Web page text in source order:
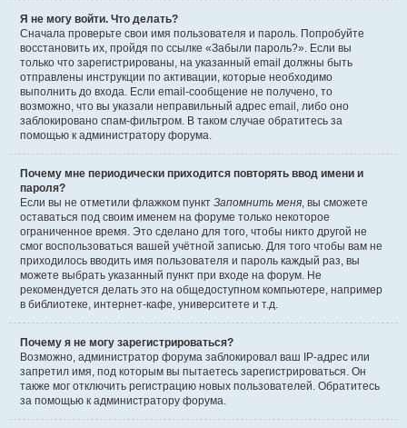
Я не могу войти. Что делать?
Сначала проверьте свои имя пользователя и пароль. Попробуйте
восстановить их, пройдя по ссылке «Забыли пароль?». Если вы
только что зарегистрированы, на указанный email должны быть
отправлены инструкции по активации, которые необходимо
выполнить до входа. Если email-сообщение не получено, то
возможно, что вы указали неправильный адрес email, либо оно
заблокировано спам-фильтром. В таком случае обратитесь за
помощью к администратору форума.
Почему мне периодически приходится повторять ввод имени и
пароля?
Если вы не отметили флажком пункт Запомнить меня , вы сможете
оставаться под своим именем на форуме только некоторое
ограниченное время. Это сделано для того, чтобы никто другой не
смог воспользоваться вашей учётной записью. Для того чтобы вам не
приходилось вводить имя пользователя и пароль каждый раз, вы
можете выбрать указанный пункт при входе на форум. Не
рекомендуется делать это на общедоступном компьютере, например
в библиотеке, интернет-кафе, университете и т.д.
Почему я не могу зарегистрироваться?
Возможно, администратор форума заблокировал ваш IP-адрес или
запретил имя, под которым вы пытаетесь зарегистрироваться. Он
также мог отключить регистрацию новых пользователей. Обратитесь
за помощью к администратору форума.